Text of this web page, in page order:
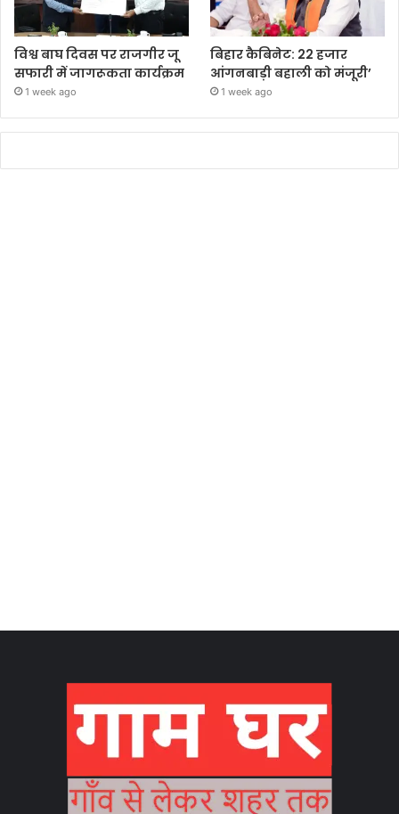
विश्व बाघ दिवस पर राजगीर जू
सफारी में जागरूकता कार्यक्रम
1 week ago
बिहार कैबिनेट: 22 हजार
आंगनबाड़ी बहाली को मंजूरी’
1 week ago